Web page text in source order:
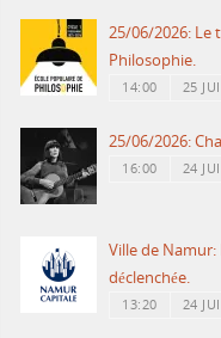
25/06/2026: Le
Philosophie.
14:00 25
25/06/2026:
16:00 24
Ville de Namur:
déclenchée.
13:20 24